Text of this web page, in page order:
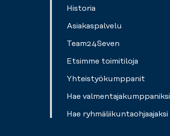
Historia
Asiakaspalvelu
Team24Seven
Etsimme toimitiloja
Yhteistyökumppanit
Hae valmentajakumppaniksi
Hae ryhmäliikuntaohjaajaksi